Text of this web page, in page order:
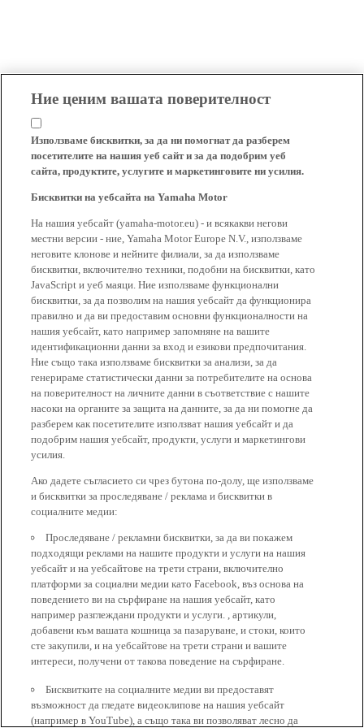
Ние ценим вашата поверителност
Използваме бисквитки, за да ни помогнат да разберем
посетителите на нашия уеб сайт и за да подобрим уеб
сайта, продуктите, услугите и маркетинговите ни усилия.
Бисквитки на уебсайта на Yamaha Motor
На нашия уебсайт (yamaha-motor.eu) - и всякакви негови
местни версии - ние, Yamaha Motor Europe N.V., използваме
неговите клонове и нейните филиали, за да използваме
бисквитки, включително техники, подобни на бисквитки, като
JavaScript и уеб маяци. Ние използваме функционални
бисквитки, за да позволим на нашия уебсайт да функционира
правилно и да ви предоставим основни функционалности на
нашия уебсайт, като например запомняне на вашите
идентификационни данни за вход и езикови предпочитания.
Ние също така използваме бисквитки за анализи, за да
генерираме статистически данни за потребителите на основа
на поверителност на личните данни в съответствие с нашите
насоки на органите за защита на данните, за да ни помогне да
разберем как посетителите използват нашия уебсайт и да
подобрим нашия уебсайт, продукти, услуги и маркетингови
усилия.
Ако дадете съгласието си чрез бутона по-долу, ще използваме
и бисквитки за проследяване / реклама и бисквитки в
социалните медии:
Проследяване / рекламни бисквитки, за да ви покажем
подходящи реклами на нашите продукти и услуги на нашия
уебсайт и на уебсайтове на трети страни, включително
платформи за социални медии като Facebook, въз основа на
поведението ви на сърфиране на нашия уебсайт, като
например разглеждани продукти и услуги. , артикули,
добавени към вашата кошница за пазаруване, и стоки, които
сте закупили, и на уебсайтове на трети страни и вашите
интереси, получени от такова поведение на сърфиране.
Бисквитките на социалните медии ви предоставят
възможност да гледате видеоклипове на нашия уебсайт
(например в YouTube), а също така ви позволяват лесно да